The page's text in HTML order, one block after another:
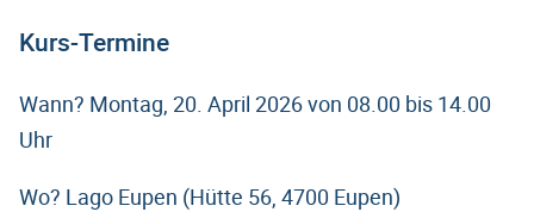
Kurs-Termine
Wann? Montag, 20. April 2026 von 08.00 bis 14.00
Uhr
Wo? Lago Eupen (Hütte 56, 4700 Eupen)